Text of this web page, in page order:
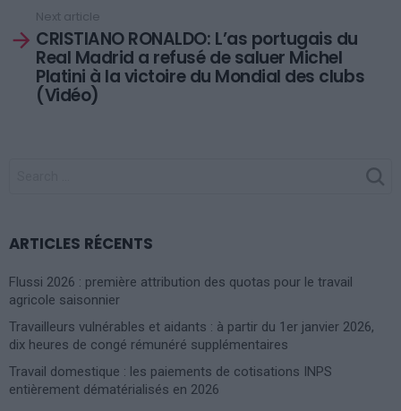
Next article
CRISTIANO RONALDO: L’as portugais du
Real Madrid a refusé de saluer Michel
Platini à la victoire du Mondial des clubs
(Vidéo)
ARTICLES RÉCENTS
Flussi 2026 : première attribution des quotas pour le travail
agricole saisonnier
Travailleurs vulnérables et aidants : à partir du 1er janvier 2026,
dix heures de congé rémunéré supplémentaires
Travail domestique : les paiements de cotisations INPS
entièrement dématérialisés en 2026